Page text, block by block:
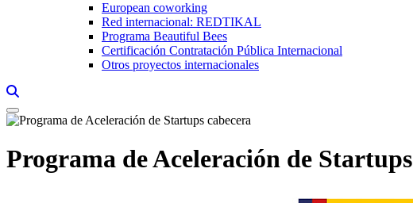
European coworking
Red internacional: REDTIKAL
Programa Beautiful Bees
Certificación Contratación Pública Internacional
Otros proyectos internacionales
Programa de Aceleración de Startups